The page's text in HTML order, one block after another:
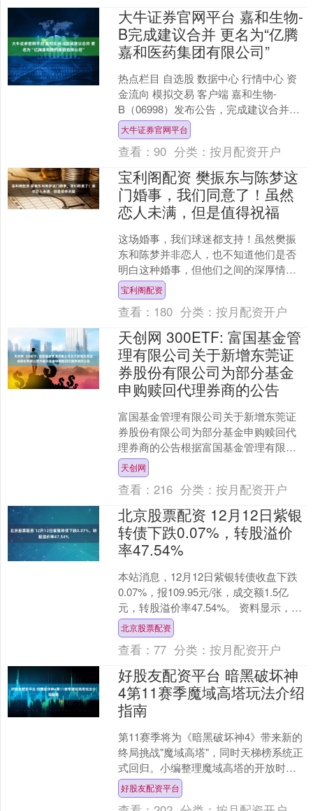
大牛证券官网平台 嘉和生物-
B完成建议合并 更名为“亿腾
嘉和医药集团有限公司”
热点栏目 自选股 数据中心 行情中心 资
金流向 模拟交易 客户端 嘉和生物-
B（06998）发布公告，完成建议合并的
所有先决条件已获达成，且建议合并的
完成已于2....
大牛证券官网平台
查看：90 分类：按月配资开户
宝利阁配资 樊振东与陈梦这
门婚事，我们同意了！虽然
恋人未满，但是值得祝福
这场婚事，我们球迷都支持！虽然樊振
东和陈梦并非恋人，也不知道他们是否
明白这种婚事，但他们之间的深厚情
谊，完全值得我们支持。这种在低谷时
互相扶持，在竞技场外依然并....
宝利阁配资
查看： 180 分类：按月配资开户
天创网 300ETF: 富国基金管
理有限公司关于新增东莞证
券股份有限公司为部分基金
申购赎回代理券商的公告
富国基金管理有限公司关于新增东莞证
券股份有限公司为部分基金申购赎回代
理券商的公告根据富国基金管理有限公
司（以下简称“本基金管理人”）与东莞证
券股份有限公司签署的....
天创网
查看：216 分类：按月配资开户
北京股票配资 12月12日紫银
转债下跌0.07%，转股溢价
率47.54%
本站消息，12月12日紫银转债收盘下跌
0.07%，报109.95元/张，成交额1.5亿
元，转股溢价率47.54%。 资料显示，紫
银转债信用级别为“AA+”，债券....
北京股票配资
查看：77 分类：按月配资开户
好股友配资平台 暗黑破坏神
4第11赛季魔域高塔玩法介绍
指南
第11赛季将为《暗黑破坏神4》带来新的
终局挑战"魔域高塔"，同时天梯榜系统正
式回归。小编整理魔域高塔的开放时
间、解锁条件、Beta阶段重点机制以及
天梯榜的分类规....
好股友配资平台